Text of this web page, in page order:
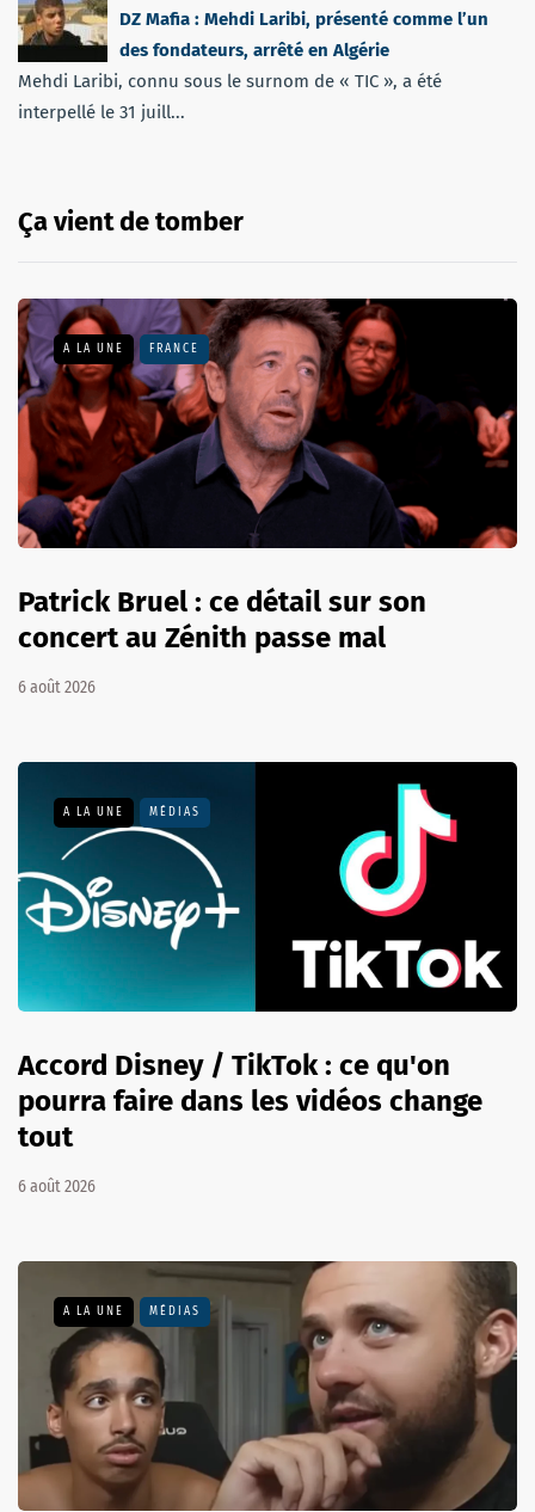
DZ Mafia : Mehdi Laribi, présenté comme l’un
des fondateurs, arrêté en Algérie
Mehdi Laribi, connu sous le surnom de « TIC », a été
interpellé le 31 juill...
Ça vient de tomber
A LA UNE FRANCE
Patrick Bruel : ce détail sur son
concert au Zénith passe mal
6 août 2026
A LA UNE MÉDIAS
Accord Disney / TikTok : ce qu'on
pourra faire dans les vidéos change
tout
6 août 2026
A LA UNE MÉDIAS